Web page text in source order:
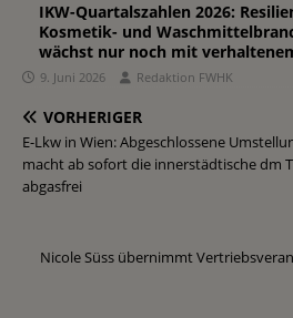
IKW-Quartalszahlen 2026:
Kosmetik- und
wächst nur noch mit
9. Juni 2026 Redaktion FWHK
VORHERIGER
E-Lkw in Wien: Abgeschlossene
macht ab sofort die innerstädtische dm
abgasfrei
Nicole Süss übernimmt